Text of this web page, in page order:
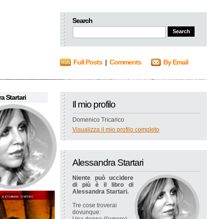
Search
Full Posts| Comments By Email
Startari
Il mio profilo
Domenico Tricarico
Visualizza il mio profilo completo
Alessandra Startari
Niente può uccidere
di più è il libro di
Alessandra Startari.
Tre cose troverai
dovunque: